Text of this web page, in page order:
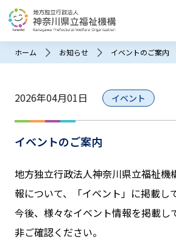
ホーム お知らせ イベントのご案内
2026年04月01日 イベント
イベントのご案内
地方独立行政法人神奈川県立福祉機
報について、「イベント」に掲載し
今後、様々なイベント情報を掲載し
非ご確認ください。